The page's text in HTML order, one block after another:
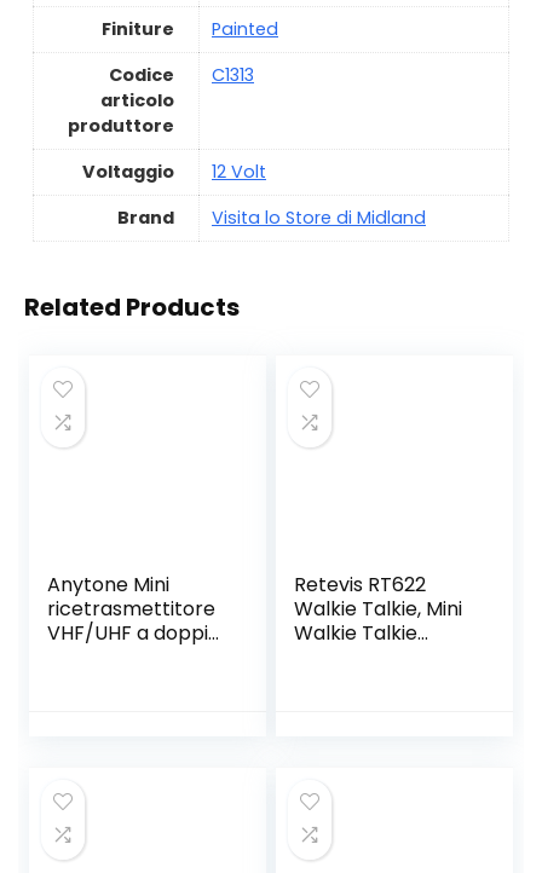
Finiture
‎Painted
Codice
articolo
produttore
‎C1313
Voltaggio
‎12 Volt
Brand
Visita lo Store di Midland
Related Products
Anytone Mini
ricetrasmettitore
VHF/UHF a doppia
Retevis RT622
Walkie Talkie, Mini
Walkie Talkie
Portatile per
Scuole, Ristorante
(Nero, 10 Pezzi)